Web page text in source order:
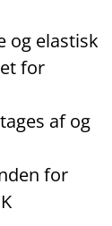
og elastisk
for
af og
for